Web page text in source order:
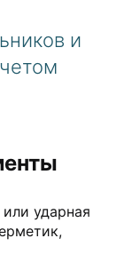
и
ударная